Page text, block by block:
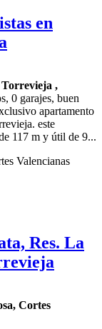
en
Torrevieja ,
0 garajes, buen
apartamento
este
117 m y útil de 9...
Res. La
Cortes